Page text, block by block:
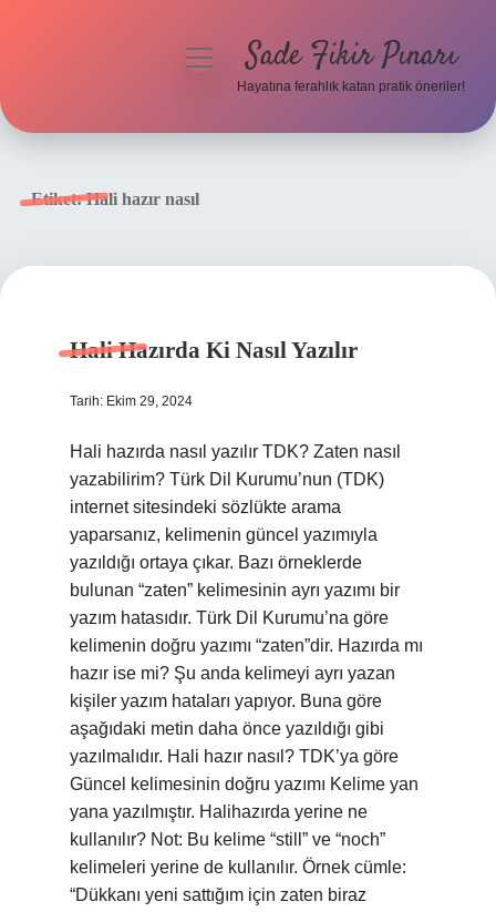
menüyüSade Fikir Pınarı
Hayatına ferahlık katan pratik öneriler!
Etiket:Hali hazır nasıl
Hali Hazırda Ki Nasıl Yazılır
Tarih: Ekim 29, 2024
Hali hazırda nasıl yazılır TDK? Zaten nasıl
yazabilirim? Türk Dil Kurumu’nun (TDK)
internet sitesindeki sözlükte arama
yaparsanız, kelimenin güncel yazımıyla
yazıldığı ortaya çıkar. Bazı örneklerde
bulunan “zaten” kelimesinin ayrı yazımı bir
yazım hatasıdır. Türk Dil Kurumu’na göre
kelimenin doğru yazımı “zaten”dir. Hazırda mı
hazır ise mi? Şu anda kelimeyi ayrı yazan
kişiler yazım hataları yapıyor. Buna göre
aşağıdaki metin daha önce yazıldığı gibi
yazılmalıdır. Hali hazır nasıl? TDK’ya göre
Güncel kelimesinin doğru yazımı Kelime yan
yana yazılmıştır. Halihazırda yerine ne
kullanılır? Not: Bu kelime “still” ve “noch”
kelimeleri yerine de kullanılır. Örnek cümle:
“Dükkanı yeni sattığım için zaten biraz